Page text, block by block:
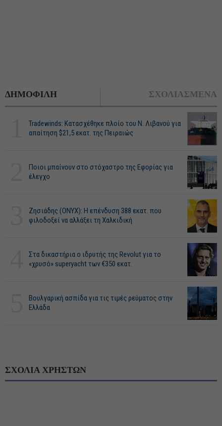
ΔΗΜΟΦΙΛΗ ΣΧΟΛΙΑΣΜΕΝΑ
Tradewinds: Κατασχέθηκε πλοίο του Ν. Λιβανού για
απαίτηση $21,5 εκατ. της Πειραιώς
Ποιοι μπαίνουν στο στόχαστρο της Εφορίας για
έλεγχο
Ζησιάδης (ONYX): Η επένδυση 388 εκατ. που
φιλοδοξεί να αλλάξει τη Χαλκιδική
Στα δικαστήρια ο ιδρυτής της Revolut για το
«χρυσό» superyacht των €350 εκατ.
Βουλγαρική ασπίδα για τις τιμές ρεύματος στην
Ελλάδα
ΣΧΟΛΙΑ ΧΡΗΣΤΩΝ